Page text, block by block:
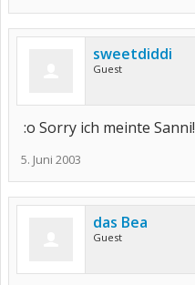
sweetdiddi
Guest
:o Sorry ich meinte Sanni!
5. Juni 2003
das Bea
Guest